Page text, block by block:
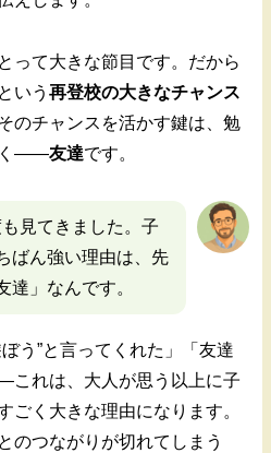
って大きな節目です。だから
いう 再登校の大きなチャンス
のチャンスを活かす鍵は、勉
く——友達です。
見てきました。子
ばん強い理由は、先
達」なんです。
う”と言ってくれた」「友達
れは、大人が思う以上に子
ごく大きな理由になります。
のつながりが切れてしまう